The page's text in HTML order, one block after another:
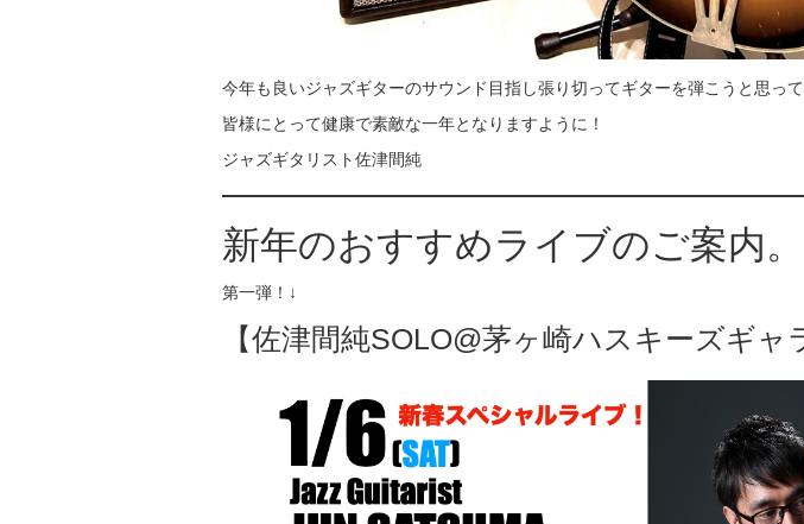
今年も良いジャズギターのサウンド目指し張り切ってギターを弾こうと思っ
皆様にとって健康で素敵な一年となりますように！
ジャズギタリスト佐津間純
新年のおすすめライブのご案内。
第一弾！↓
【佐津間純SOLO@茅ヶ崎ハスキーズギャ